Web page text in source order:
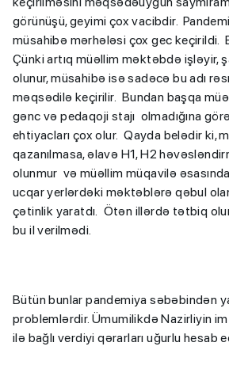
görünüşü, geyimi çox vacibdir.
müsahibə mərhələsi çox gec keçirildi.
Çünki artıq müəllim məktəbdə işləyir,
olunur, müsahibə isə sadəcə bu adı
məqsədilə keçirilir. Bundan başqa
gənc və pedaqoji stajı olmadığına
ehtiyacları çox olur. Qayda belədir ki,
qazanılmasa, əlavə H1, H2
olunmur və müəllim müqavilə
ucqar yerlərdəki məktəblərə qəbul
çətinlik yaratdı. Ötən illərdə tətbiq
bu il verilmədi.
Bütün bunlar pandemiya səbəbindən
problemlərdir. Ümumilikdə Nazirliyin
ilə bağlı verdiyi qərarları uğurlu hesab